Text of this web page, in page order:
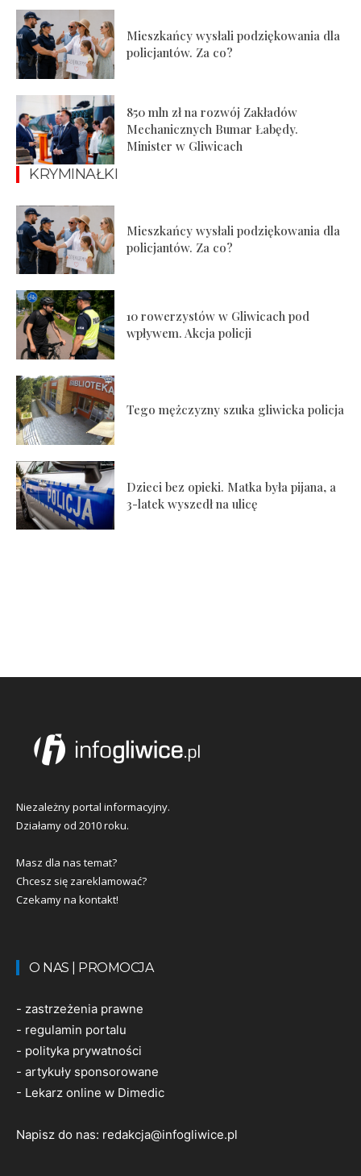
Mieszkańcy wysłali podziękowania dla
policjantów. Za co?
850 mln zł na rozwój Zakładów
Mechanicznych Bumar Łabędy.
Minister w Gliwicach
KRYMINAŁKI
Mieszkańcy wysłali podziękowania dla
policjantów. Za co?
10 rowerzystów w Gliwicach pod
wpływem. Akcja policji
Tego mężczyzny szuka gliwicka policja
Dzieci bez opieki. Matka była pijana, a
3-latek wyszedł na ulicę
Niezależny portal informacyjny.
Działamy od 2010 roku.
Masz dla nas temat?
Chcesz się zareklamować?
Czekamy na kontakt!
O NAS | PROMOCJA
- zastrzeżenia prawne
- regulamin portalu
- polityka prywatności
- artykuły sponsorowane
- Lekarz online w Dimedic
Napisz do nas: redakcja@infogliwice.pl